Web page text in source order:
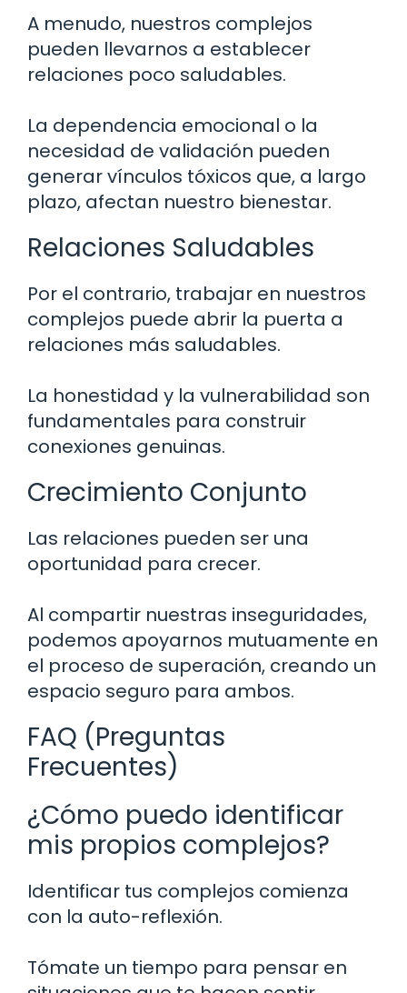
A menudo, nuestros complejos
pueden llevarnos a establecer
relaciones poco saludables.
La dependencia emocional o la
necesidad de validación pueden
generar vínculos tóxicos que, a largo
plazo, afectan nuestro bienestar.
Relaciones Saludables
Por el contrario, trabajar en nuestros
complejos puede abrir la puerta a
relaciones más saludables.
La honestidad y la vulnerabilidad son
fundamentales para construir
conexiones genuinas.
Crecimiento Conjunto
Las relaciones pueden ser una
oportunidad para crecer.
Al compartir nuestras inseguridades,
podemos apoyarnos mutuamente en
el proceso de superación, creando un
espacio seguro para ambos.
FAQ (Preguntas
Frecuentes)
¿Cómo puedo identificar
mis propios complejos?
Identificar tus complejos comienza
con la auto-reflexión.
Tómate un tiempo para pensar en